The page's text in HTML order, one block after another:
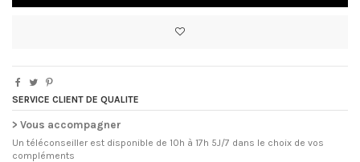
SERVICE CLIENT DE QUALITE
> Vous accompagner
Un téléconseiller est disponible de 10h à 17h 5J/7 dans le choix de vos
compléments